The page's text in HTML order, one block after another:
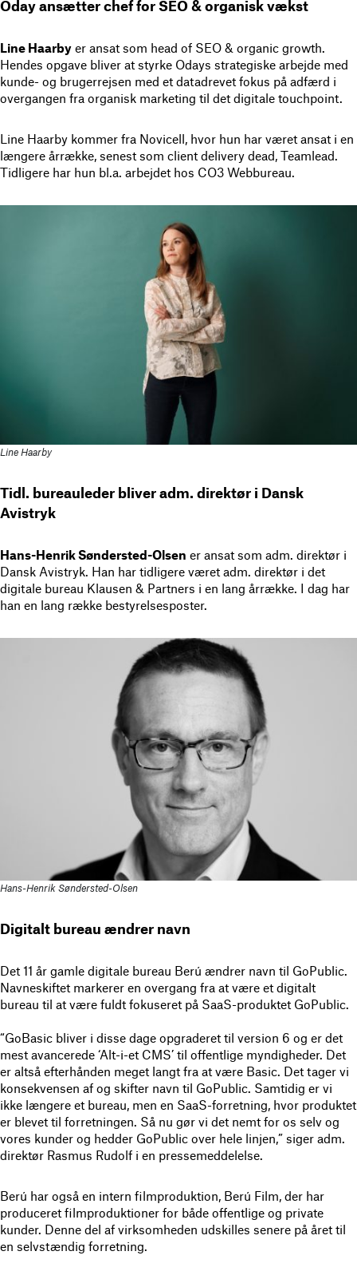
Oday ansætter chef for SEO & organisk vækst
Line Haarby er ansat som head of SEO & organic growth.
Hendes opgave bliver at styrke Odays strategiske arbejde med
kunde- og brugerrejsen med et datadrevet fokus på adfærd i
overgangen fra organisk marketing til det digitale touchpoint.
Line Haarby kommer fra Novicell, hvor hun har været ansat i en
længere årrække, senest som client delivery dead, Teamlead.
Tidligere har hun bl.a. arbejdet hos CO3 Webbureau.
Line Haarby
Tidl. bureauleder bliver adm. direktør i Dansk
Avistryk
Hans-Henrik Søndersted-Olsen er ansat som adm. direktør i
Dansk Avistryk. Han har tidligere været adm. direktør i det
digitale bureau Klausen & Partners i en lang årrække. I dag har
han en lang række bestyrelsesposter.
Hans-Henrik Søndersted-Olsen
Digitalt bureau ændrer navn
Det 11 år gamle digitale bureau Berú ændrer navn til GoPublic.
Navneskiftet markerer en overgang fra at være et digitalt
bureau til at være fuldt fokuseret på SaaS-produktet GoPublic.
“GoBasic bliver i disse dage opgraderet til version 6 og er det
mest avancerede ‘Alt-i-et CMS’ til offentlige myndigheder. Det
er altså efterhånden meget langt fra at være Basic. Det tager vi
konsekvensen af og skifter navn til GoPublic. Samtidig er vi
ikke længere et bureau, men en SaaS-forretning, hvor produktet
er blevet til forretningen. Så nu gør vi det nemt for os selv og
vores kunder og hedder GoPublic over hele linjen,” siger adm.
direktør Rasmus Rudolf i en pressemeddelelse.
Berú har også en intern filmproduktion, Berú Film, der har
produceret filmproduktioner for både offentlige og private
kunder. Denne del af virksomheden udskilles senere på året til
en selvstændig forretning.